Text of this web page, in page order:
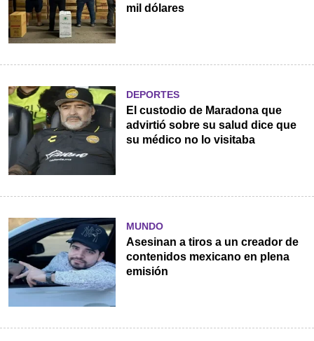
mil dólares
DEPORTES
El custodio de Maradona que
advirtió sobre su salud dice que
su médico no lo visitaba
MUNDO
Asesinan a tiros a un creador de
contenidos mexicano en plena
emisión